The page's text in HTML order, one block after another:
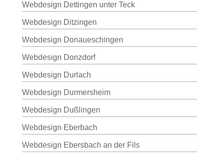
Webdesign Dettingen unter Teck
Webdesign Ditzingen
Webdesign Donaueschingen
Webdesign Donzdorf
Webdesign Durlach
Webdesign Durmersheim
Webdesign Dußlingen
Webdesign Eberbach
Webdesign Ebersbach an der Fils